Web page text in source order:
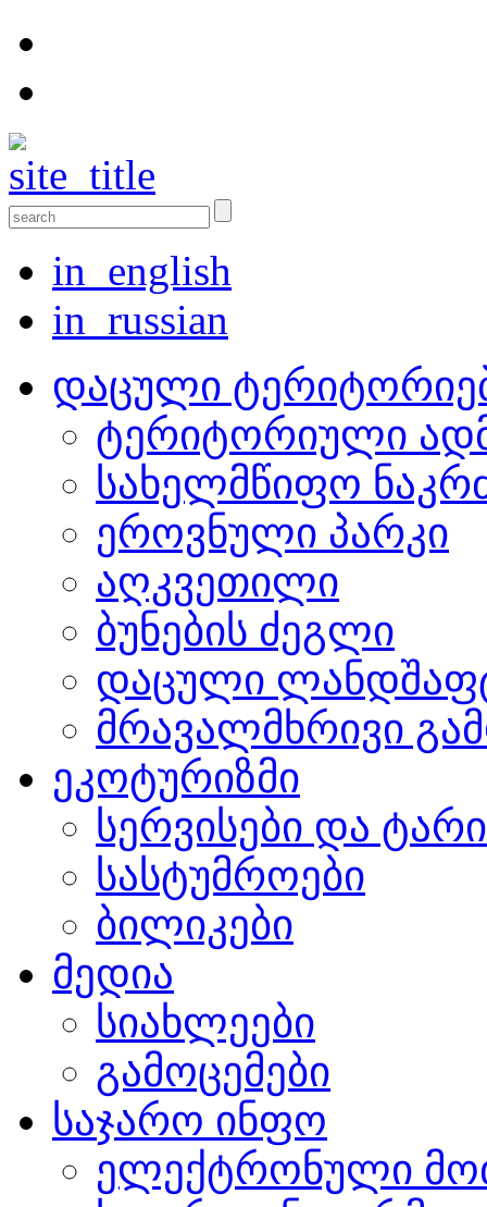
in_english
in_russian
დაცული
ტერიტორიული
სახელმწიფო
ეროვნული პარკი
აღკვეთილი
ბუნების ძეგლი
დაცული
მრავალმხრივი
ეკოტურიზმი
სერვისები და
სასტუმროები
ბილიკები
მედია
სიახლეები
გამოცემები
საჯარო ინფო
ელექტრონული